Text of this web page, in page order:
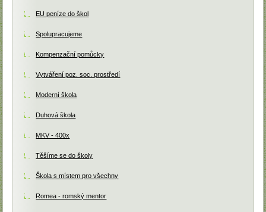
EU peníze do škol
Spolupracujeme
Kompenzační pomůcky
Vytváření poz. soc. prostředí
Moderní škola
Duhová škola
MKV - 400x
Těšíme se do školy
Škola s místem pro všechny
Romea - romský mentor